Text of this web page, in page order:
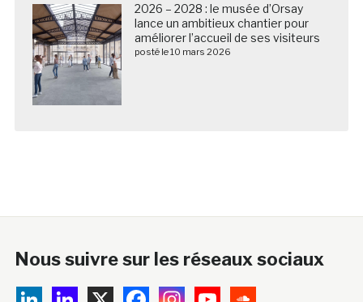
2026 – 2028 : le musée d’Orsay
lance un ambitieux chantier pour
améliorer l’accueil de ses visiteurs
posté le 10 mars 2026
Nous suivre sur les réseaux sociaux